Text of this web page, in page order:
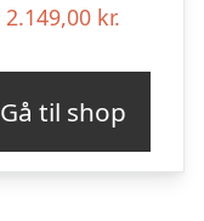
2.149,00 kr.
Gå til shop